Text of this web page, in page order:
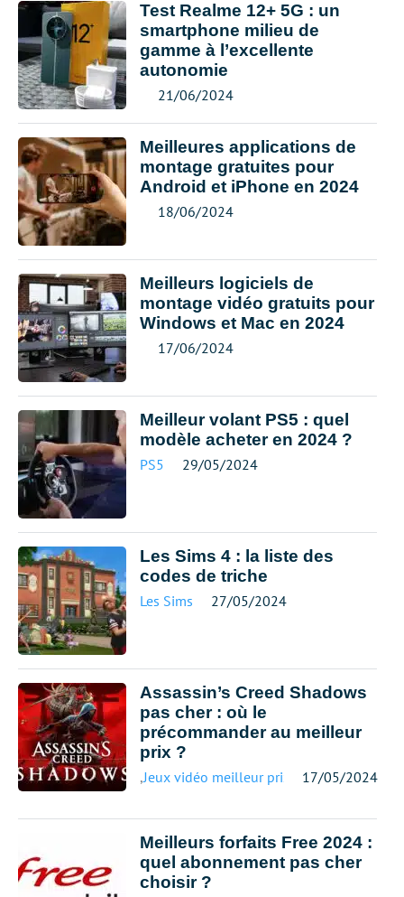
Test Realme 12+ 5G : un
smartphone milieu de
gamme à l’excellente
autonomie
21/06/2024
Meilleures applications de
montage gratuites pour
Android et iPhone en 2024
18/06/2024
Meilleurs logiciels de
montage vidéo gratuits pour
Windows et Mac en 2024
17/06/2024
Meilleur volant PS5 : quel
modèle acheter en 2024 ?
PS5 29/05/2024
Les Sims 4 : la liste des
codes de triche
Les Sims 27/05/2024
Assassin’s Creed Shadows
pas cher : où le
précommander au meilleur
prix ?
,Jeux vidéo meilleur prix 17/05/2024
Meilleurs forfaits Free 2024 :
quel abonnement pas cher
choisir ?